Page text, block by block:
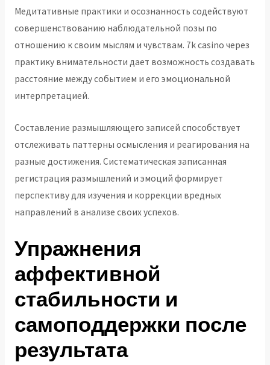
Медитативные практики и осознанность содействуют
совершенствованию наблюдательной позы по
отношению к своим мыслям и чувствам. 7k casino через
практику внимательности дает возможность создавать
расстояние между событием и его эмоциональной
интерпретацией.
Составление размышляющего записей способствует
отслеживать паттерны осмысления и реагирования на
разные достижения. Систематическая записанная
регистрация размышлений и эмоций формирует
перспективу для изучения и коррекции вредных
направлений в анализе своих успехов.
Упражнения
аффективной
стабильности и
самоподдержки после
результата